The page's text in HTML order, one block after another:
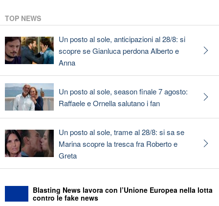
TOP NEWS
Un posto al sole, anticipazioni al 28/8: si
scopre se Gianluca perdona Alberto e
Anna
Un posto al sole, season finale 7 agosto:
Raffaele e Ornella salutano i fan
Un posto al sole, trame al 28/8: si sa se
Marina scopre la tresca fra Roberto e
Greta
Blasting News lavora con l’Unione Europea nella lotta
contro le fake news